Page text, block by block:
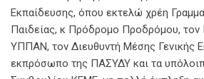
Εκπαίδευσης, όπου εκτελώ χρέη
Παιδείας, κ Πρόδρομο Προδρόμου, τον
ΥΠΠΑΝ, τον Διευθυντή Μέσης Γενικής
εκπρόσωπο της ΠΑΣΥΔΥ και τα